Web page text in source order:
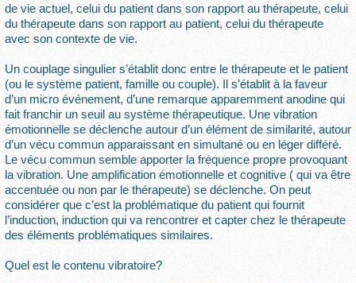
de vie actuel, celui du patient dans son rapport au thérapeute, celui
du thérapeute dans son rapport au patient, celui du thérapeute
avec son contexte de vie.
Un couplage singulier s’établit donc entre le thérapeute et le patient
(ou le système patient, famille ou couple). Il s’établit à la faveur
d’un micro événement, d’une remarque apparemment anodine qui
fait franchir un seuil au système thérapeutique. Une vibration
émotionnelle se déclenche autour d’un élément de similarité, autour
d’un vécu commun apparaissant en simultané ou en léger différé.
Le vécu commun semble apporter la fréquence propre provoquant
la vibration. Une amplification émotionnelle et cognitive ( qui va être
accentuée ou non par le thérapeute) se déclenche. On peut
considérer que c’est la problématique du patient qui fournit
l’induction, induction qui va rencontrer et capter chez le thérapeute
des éléments problématiques similaires.
Quel est le contenu vibratoire?